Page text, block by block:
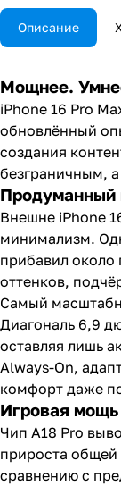
Описание
Мощнее.
iPhone 16 Pro
обновлённый
создания
безграничным,
Продуманный
Внешне iPhone
минимализм.
прибавил около
оттенков,
Самый
Диагональ 6,9
оставляя лишь
Always-On,
комфорт даже
Игровая мощь
Чип A18 Pro
прироста общей
сравнению с